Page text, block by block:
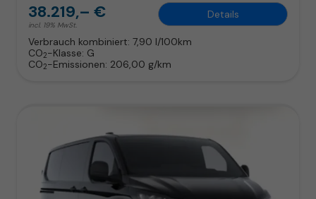
38.219,– €
incl. 19% MwSt.
Details
Verbrauch kombiniert: 7,90 l/100km
CO2-Klasse: G
CO2-Emissionen: 206,00 g/km